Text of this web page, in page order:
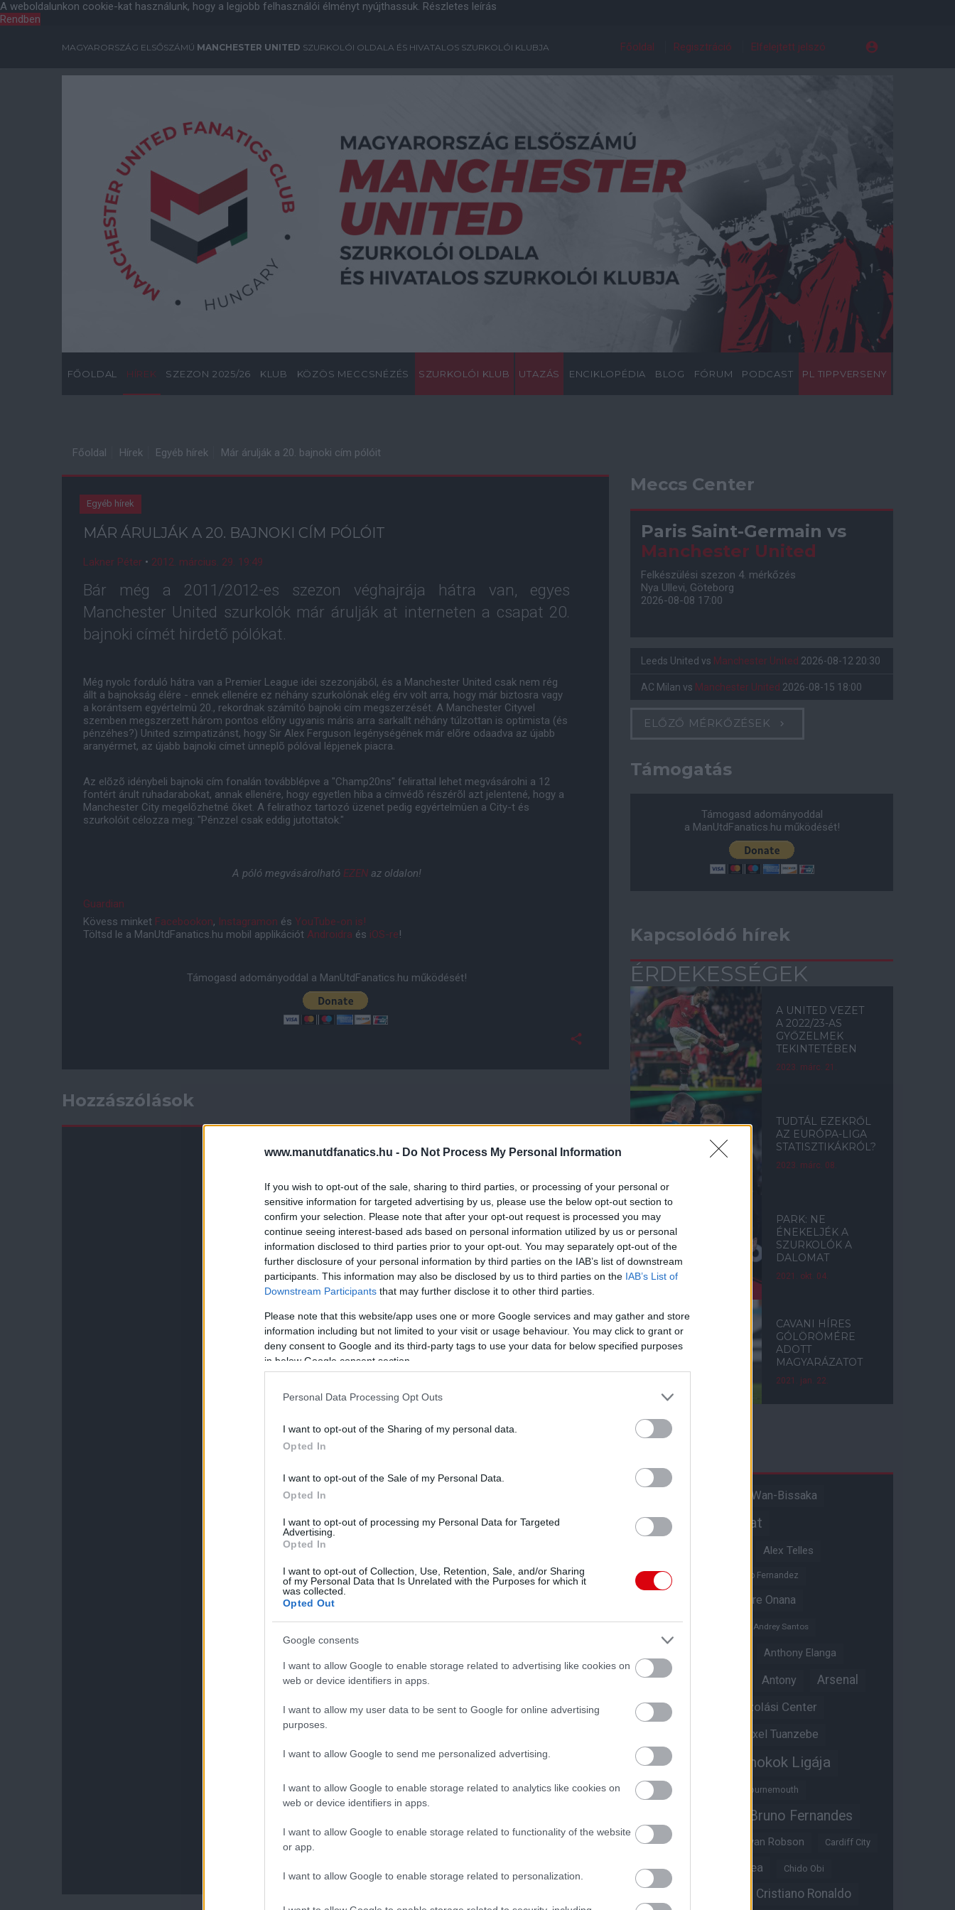
www.manutdfanatics.hu - Do Not Process My Personal Information
If you wish to opt-out of the sale, sharing to third parties, or processing of your personal or
sensitive information for targeted advertising by us, please use the below opt-out section to
confirm your selection. Please note that after your opt-out request is processed you may
continue seeing interest-based ads based on personal information utilized by us or personal
information disclosed to third parties prior to your opt-out. You may separately opt-out of the
further disclosure of your personal information by third parties on the IAB’s list of downstream
participants. This information may also be disclosed by us to third parties on the IAB’s List of
Downstream Participants that may further disclose it to other third parties.
Please note that this website/app uses one or more Google services and may gather and store
information including but not limited to your visit or usage behaviour. You may click to grant or
deny consent to Google and its third-party tags to use your data for below specified purposes
in below Google consent section.
Personal Data Processing Opt Outs
I want to opt-out of the Sharing of my personal data.
Opted In
I want to opt-out of the Sale of my Personal Data.
Opted In
I want to opt-out of processing my Personal Data for Targeted
Advertising.
Opted In
I want to opt-out of Collection, Use, Retention, Sale, and/or Sharing
of my Personal Data that Is Unrelated with the Purposes for which it
was collected.
Opted Out
Google consents
I want to allow Google to enable storage related to advertising like cookies on
web or device identifiers in apps.
I want to allow my user data to be sent to Google for online advertising
purposes.
I want to allow Google to send me personalized advertising.
I want to allow Google to enable storage related to analytics like cookies on
web or device identifiers in apps.
I want to allow Google to enable storage related to functionality of the website
or app.
I want to allow Google to enable storage related to personalization.
A weboldalunkon cookie-kat használunk, hogy a legjobb felhasználói élményt nyújthassuk. Részletes leírás
Rendben
MAGYARORSZÁG ELSŐSZÁMÚ MANCHESTER UNITED SZURKOLÓI OLDALA ÉS HIVATALOS SZURKOLÓI KLUBJA Főoldal Regisztráció Elfelejtett jelszó
FŐOLDAL HÍREK SZEZON 2025/26 KLUB KÖZÖS MECCSNÉZÉS SZURKOLÓI KLUB UTAZÁS ENCIKLOPÉDIA BLOG FÓRUM PODCAST PL TIPPVERSENY
Főoldal Hírek Egyéb hírek Már árulják a 20. bajnoki cím pólóit
Egyéb hírek
MÁR ÁRULJÁK A 20. BAJNOKI CÍM PÓLÓIT
Lakner Péter • 2012. március. 29. 19:49
Bár még a 2011/2012-es szezon véghajrája hátra van, egyes
Manchester United szurkolók már árulják at interneten a csapat 20.
bajnoki címét hirdetõ pólókat.
Még nyolc forduló hátra van a Premier League idei szezonjából, és a Manchester United csak nem rég
állt a bajnokság élére - ennek ellenére ez néhány szurkolónak elég érv volt arra, hogy már biztosra vagy
a korántsem egyértelmû 20., rekordnak számító bajnoki cím megszerzését. A Manchester Cityvel
szemben megszerzett három pontos elõny ugyanis máris arra sarkallt néhány túlzottan is optimista (és
pénzéhes?) United szimpatizánst, hogy Sir Alex Ferguson legénységének már elõre odaadva az újabb
aranyérmet, az újabb bajnoki címet ünneplõ pólóval lépjenek piacra.
Az elõzõ idénybeli bajnoki cím fonalán továbblépve a "Champ20ns" felirattal lehet megvásárolni a 12
fontért árult ruhadarabokat, annak ellenére, hogy egyetlen hiba a címvédõ részérõl azt jelentené, hogy a
Manchester City megelõzhetné õket. A felirathoz tartozó üzenet pedig egyértelmûen a City-t és
szurkolóit célozza meg: "Pénzzel csak eddig jutottatok."
A póló megvásárolható EZENaz oldalon!
Guardian
Kövess minket Facebookon, Instagramon és YouTube-on is!
Töltsd le a ManUtdFanatics.hu mobil applikációt Androidra és iOS-re!
Támogasd adományoddal a ManUtdFanatics.hu működését!
Hozzászólások
Meccs Center
Paris Saint-Germain vs
Manchester United
Felkészülési szezon 4. mérkőzés
Nya Ullevi, Göteborg
2026-08-08 17:00
Leeds United vs Manchester United 2026-08-12 20:30
AC Milan vs Manchester United 2026-08-15 18:00
ELŐZŐ MÉRKŐZÉSEK
Támogatás
Támogasd adományoddal
a ManUtdFanatics.hu működését!
Kapcsolódó hírek
ÉRDEKESSÉGEK
A UNITED VEZET
A 2022/23-AS
GYŐZELMEK
TEKINTETÉBEN
2023. márc. 21.
TUDTÁL EZEKRŐL
AZ EURÓPA-LIGA
STATISZTIKÁKRÓL?
2023. márc. 08.
PARK: NE
ÉNEKELJÉK A
SZURKOLÓK A
DALOMAT
2021. okt. 04.
CAVANI HÍRES
GÓLÖRÖMÉRE
ADOTT
MAGYARÁZATOT
2021. jan. 22.
Aaron Wan-Bissaka
Akadémiai csapat
Alex Telles
Altay Bayindir Alvaro Fernandez
Andre Onana
Andreas Pereira
Andrey Santos
Anthony Elanga
Anthony Martial Antony Arsenal
Aston Villa Átigazolási Center
Axel Tuanzebe
Ayden Heaven Bajnokok Ligája
Benjamin Sesko Bournemouth
Bruno Fernandes
Bryan Mbeumo Bryan Robson Cardiff City
Casemiro Chelsea Chido Obi
Cristiano Ronaldo